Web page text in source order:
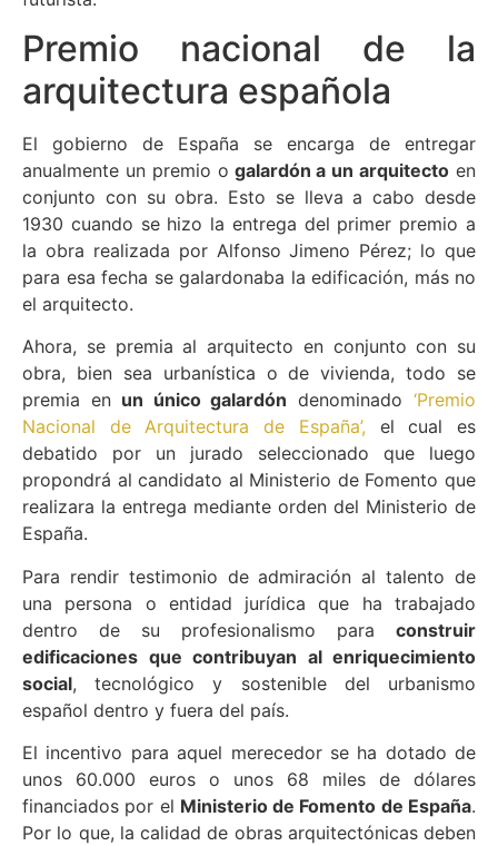
Premio nacional de la
arquitectura española
El gobierno de España se encarga de entregar
anualmente un premio o galardón a un arquitecto en
conjunto con su obra. Esto se lleva a cabo desde
1930 cuando se hizo la entrega del primer premio a
la obra realizada por Alfonso Jimeno Pérez; lo que
para esa fecha se galardonaba la edificación, más no
el arquitecto.
Ahora, se premia al arquitecto en conjunto con su
obra, bien sea urbanística o de vivienda, todo se
premia enun único galardón denominado ‘Premio
Nacional de Arquitectura de España’, el cual es
debatido por un jurado seleccionado que luego
propondrá al candidato al Ministerio de Fomento que
realizara la entrega mediante orden del Ministerio de
España.
Para rendir testimonio de admiración al talento de
una persona o entidad jurídica que ha trabajado
dentro de su profesionalismo para construir
edificaciones que contribuyan al enriquecimiento
social, tecnológico y sostenible del urbanismo
español dentro y fuera del país.
El incentivo para aquel merecedor se ha dotado de
unos 60.000 euros o unos 68 miles de dólares
financiados por el Ministerio de Fomento de España.
Por lo que, la calidad de obras arquitectónicas deben